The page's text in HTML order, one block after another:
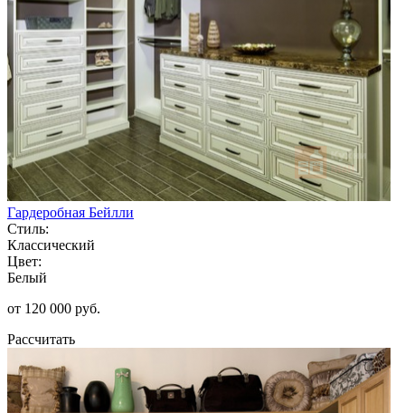
Гардеробная Бейлли
Стиль:
Классический
Цвет:
Белый
от 120 000 руб.
Рассчитать